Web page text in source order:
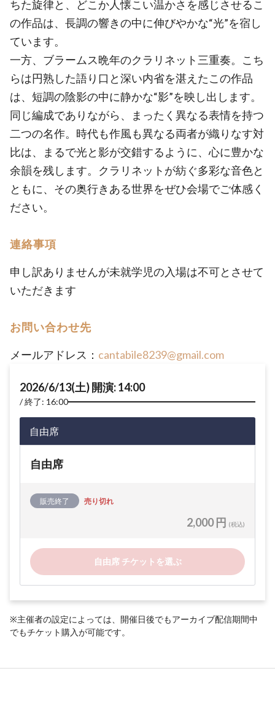
ちた旋律と、どこか人懐こい温かさを感じさせるこ
の作品は、長調の響きの中に伸びやかな“光”を宿し
ています。
一方、ブラームス晩年のクラリネット三重奏。こち
らは円熟した語り口と深い内省を湛えたこの作品
は、短調の陰影の中に静かな“影”を映し出します。
同じ編成でありながら、まったく異なる表情を持つ
二つの名作。時代も作風も異なる両者が織りなす対
比は、まるで光と影が交錯するように、心に豊かな
余韻を残します。クラリネットが紡ぐ多彩な音色と
ともに、その奥行きある世界をぜひ会場でご体感く
ださい。
連絡事項
申し訳ありませんが未就学児の入場は不可とさせて
いただきます
お問い合わせ先
メールアドレス： cantabile8239@gmail.com
2026/6/13(土) 開演: 14:00
終了: 16:00
自由席
自由席
販売終了 売り切れ
2,000 円 (税込)
自由席 チケットを選ぶ
※主催者の設定によっては、開催日後でもアーカイブ配信期間中
でもチケット購入が可能です。